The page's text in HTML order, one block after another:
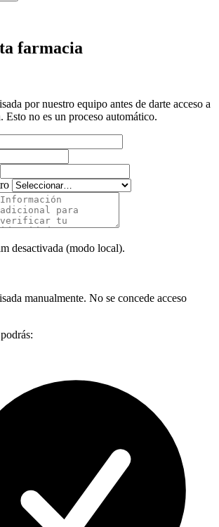
farmacia
por nuestro equipo antes de darte acceso a
Esto no es un proceso automático.
desactivada (modo local).
manualmente. No se concede acceso